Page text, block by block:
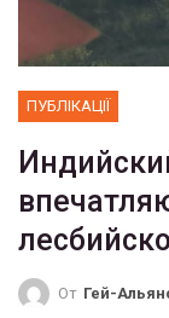
ПУБЛІКАЦІЇ
От Гей-Альянс